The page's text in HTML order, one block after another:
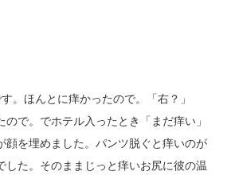
ほんとに痒かったので。「右？」
で。でホテル入ったとき「まだ痒い」
を埋めました。パンツ脱ぐと痒いのが
た。そのままじっと痒いお尻に彼の温